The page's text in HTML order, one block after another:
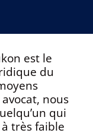
est le
du
nous
qui
très faible